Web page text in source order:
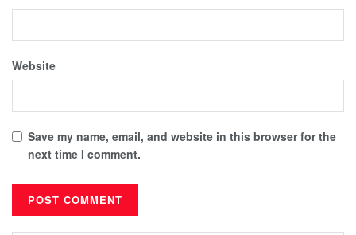
Website
Save my name, email, and website in this browser for the
next time I comment.